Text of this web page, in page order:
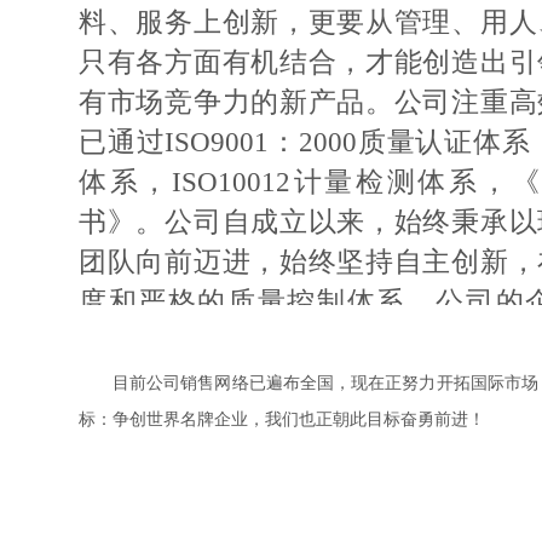
料、服务上创新，更要从管理、用
只有各方面有机结合，才能创造出
有市场竞争力的新产品。公司注重
已通过ISO9001：2000质量认证体
体系，ISO10012计量检测体系，
书》。公司自成立以来，始终秉承
团队向前迈进，始终坚持自主创新
度和严格的质量控制体系。公司的
艺、材料、服务上创新，更要从管
创新，只有各方面有机结合，才能
目前公司销售网络已遍布全国，现在正努力开拓国际市
标：争创世界名牌企业，我们也正朝此目标奋勇前进！